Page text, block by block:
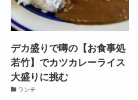
デカ盛りで噂の【お食事処
若竹】でカツカレーライス
大盛りに挑む
ランチ